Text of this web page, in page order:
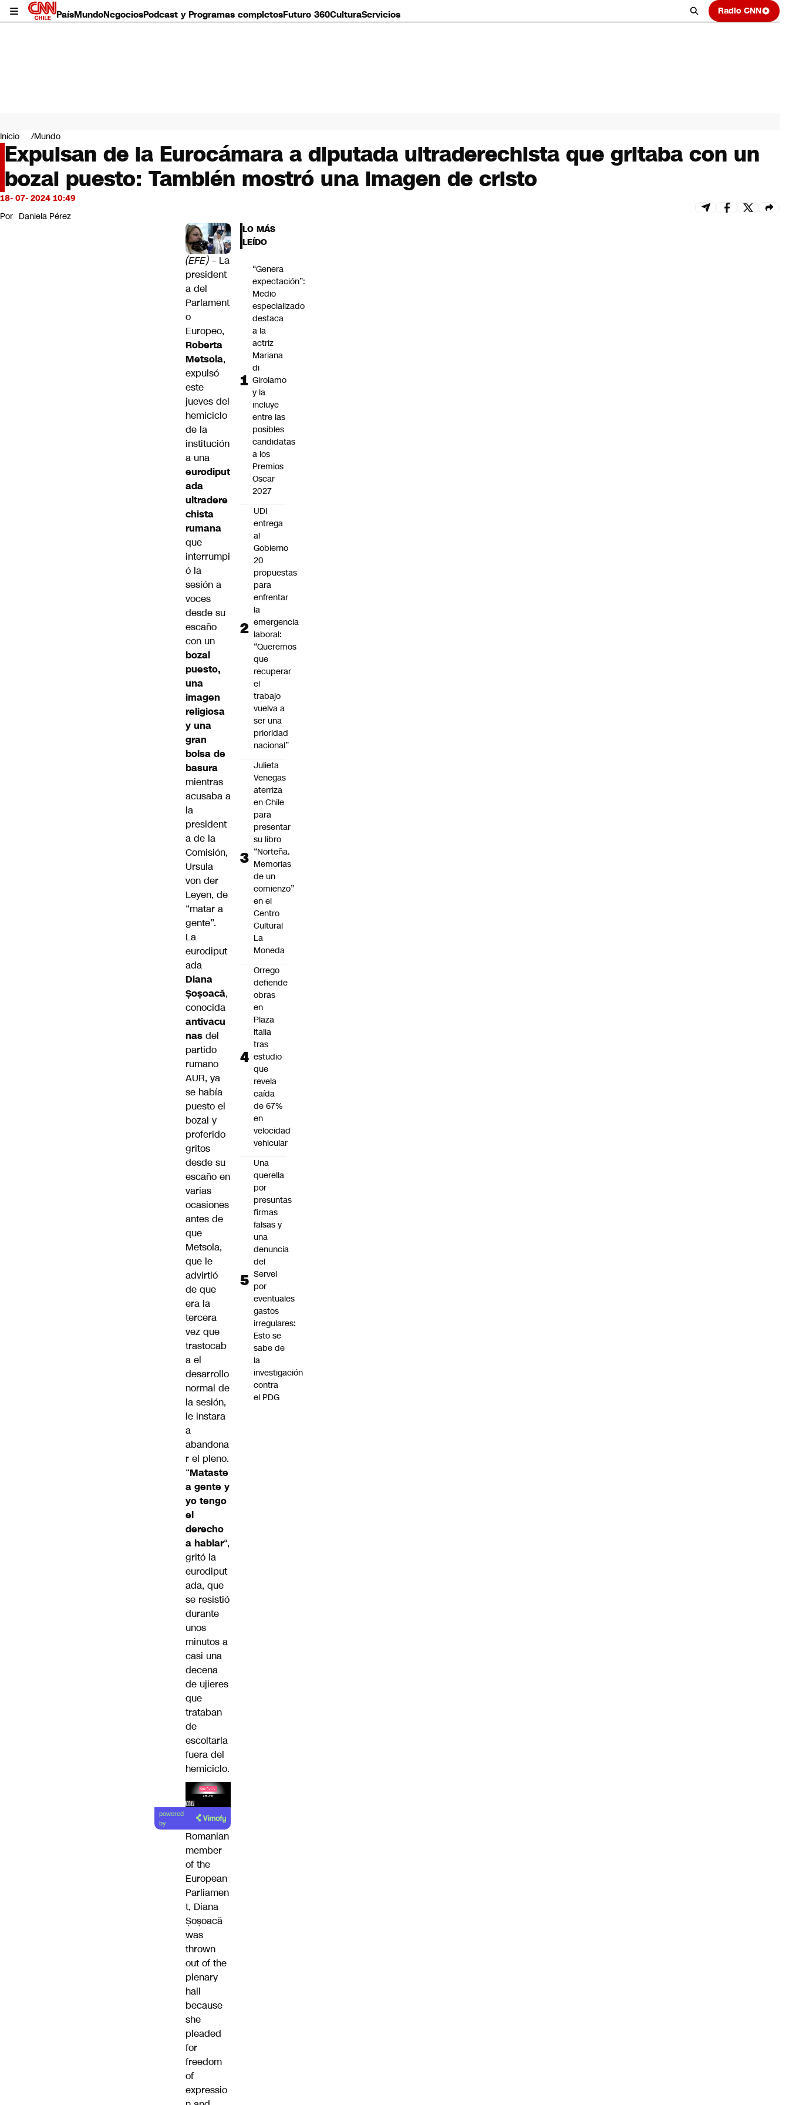
PaísMundoNegociosPodcast y Programas completosFuturo 360CulturaServicios Radio CNN
Mundo
Negocios
Deportes
Programas completos
Cultura
Servicios
Bits
CNN Data
Inicio Mundo
Expulsan de la Eurocámara a diputada ultraderechista que gritaba con un
bozal puesto: También mostró una imagen de cristo
18- 07- 2024 10:49
Por Daniela Pérez
(EFE) – La
president
a del
Parlament
o
Europeo,
Roberta
Metsola,
expulsó
este
jueves del
hemiciclo
de la
institución
a una
eurodiput
ada
ultradere
chista
rumana
que
interrumpi
ó la
sesión a
voces
desde su
escaño
con un
bozal
puesto,
una
imagen
religiosa
y una
gran
bolsa de
basura
mientras
acusaba a
la
president
a de la
Comisión,
Ursula
von der
Leyen, de
“matar a
gente”.
La
eurodiput
ada
Diana
Șoșoacă,
conocida
antivacu
nas del
partido
rumano
AUR, ya
se había
puesto el
bozal y
proferido
gritos
desde su
escaño en
varias
ocasiones
antes de
que
Metsola,
que le
advirtió
de que
era la
tercera
vez que
trastocab
a el
desarrollo
normal de
la sesión,
le instara
a
abandona
r el pleno.
“Mataste
a gente y
yo tengo
el
derecho
a hablar“,
gritó la
eurodiput
ada, que
se resistió
durante
unos
minutos a
casi una
decena
de ujieres
que
trataban
de
escoltarla
fuera del
hemiciclo.
Lea el
artículo
powered
by
Romanian
member
of the
European
Parliamen
t, Diana
Șoșoacă
was
thrown
out of the
plenary
hall
because
she
pleaded
for
freedom
of
expressio
LO MÁS
LEÍDO
“Genera
expectación”:
Medio
especializado
destaca
a la
actriz
Mariana
di
Girolamo
y la
incluye
entre las
posibles
candidatas
a los
Premios
Oscar
2027
UDI
entrega
al
Gobierno
20
propuestas
para
enfrentar
la
emergencia
laboral:
“Queremos
que
recuperar
el
trabajo
vuelva a
ser una
prioridad
nacional”
Julieta
Venegas
aterriza
en Chile
para
presentar
su libro
“Norteña.
Memorias
de un
comienzo”
en el
Centro
Cultural
La
Moneda
Orrego
defiende
obras
en
Plaza
Italia
tras
estudio
que
revela
caída
de 67%
en
velocidad
vehicular
Una
querella
por
presuntas
firmas
falsas y
una
denuncia
del
Servel
por
eventuales
gastos
irregulares:
Esto se
sabe de
la
investigación
contra
el PDG